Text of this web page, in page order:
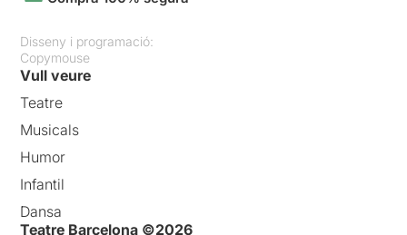
Disseny i programació:
Copymouse
Vull veure
Teatre
Musicals
Humor
Infantil
Dansa
Teatre Barcelona ©2026